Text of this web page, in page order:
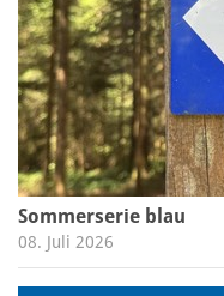
Sommerserie blau
08. Juli 2026